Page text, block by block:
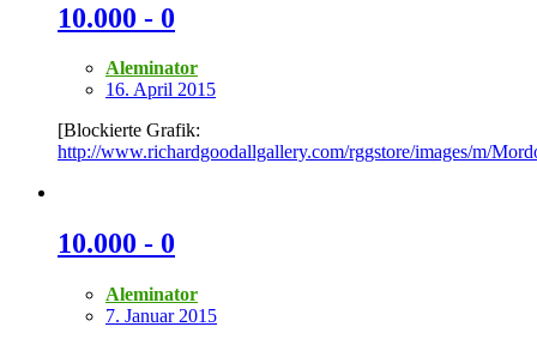
10.000 - 0
Aleminator
16. April 2015
[Blockierte Grafik:
http://www.richardgoodallgallery.com/rggstore/images/m/
10.000 - 0
Aleminator
7. Januar 2015